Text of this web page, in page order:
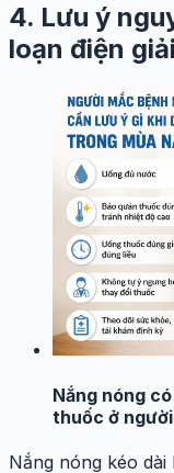
4. Lưu ý
loạn điện giải
Nắng nóng
thuốc ở
Nắng nóng kéo